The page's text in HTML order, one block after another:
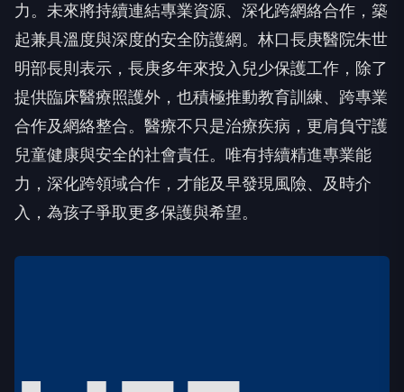
力。未來將持續連結專業資源、深化跨網絡合作，築
起兼具溫度與深度的安全防護網。林口長庚醫院朱世
明部長則表示，長庚多年來投入兒少保護工作，除了
提供臨床醫療照護外，也積極推動教育訓練、跨專業
合作及網絡整合。醫療不只是治療疾病，更肩負守護
兒童健康與安全的社會責任。唯有持續精進專業能
力，深化跨領域合作，才能及早發現風險、及時介
入，為孩子爭取更多保護與希望。